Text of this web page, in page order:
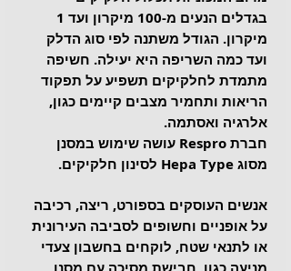
מיקרון. הגודל משתנה לפי סוג הדלק
ועד כמה השריפה היא יעילה. חשיפה
מתמדת לחלקיקים תשפיע על תפקוד
הריאות ותחמיר מצבים קיימים כגון,
אלרגיה ואסתמה.
חברת Respro עושה שימוש במסנן
מסוג Hepa Type לסינון חלקיקים.
אנשים העוסקים בספורט, ריצה, רכיבה
על אופניים וחשופים לסביבה העירונית
או לתנאי שטח, לוקחים בחשבון צעדי